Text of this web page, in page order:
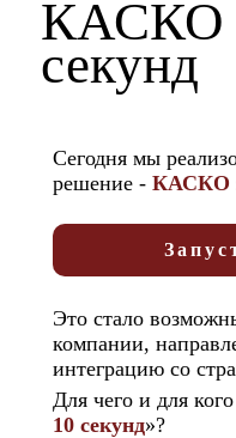
КАСКО
секунд
Сегодня мы
решение - КАСКО
Это стало
компании,
интеграцию со
Для чего и для
10 секунд»?